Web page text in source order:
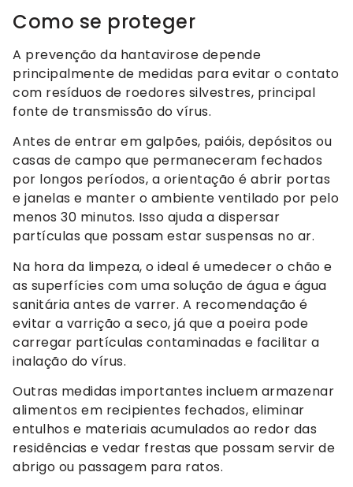
Como se proteger
A prevenção da hantavirose depende
principalmente de medidas para evitar o contato
com resíduos de roedores silvestres, principal
fonte de transmissão do vírus.
Antes de entrar em galpões, paióis, depósitos ou
casas de campo que permaneceram fechados
por longos períodos, a orientação é abrir portas
e janelas e manter o ambiente ventilado por pelo
menos 30 minutos. Isso ajuda a dispersar
partículas que possam estar suspensas no ar.
Na hora da limpeza, o ideal é umedecer o chão e
as superfícies com uma solução de água e água
sanitária antes de varrer. A recomendação é
evitar a varrição a seco, já que a poeira pode
carregar partículas contaminadas e facilitar a
inalação do vírus.
Outras medidas importantes incluem armazenar
alimentos em recipientes fechados, eliminar
entulhos e materiais acumulados ao redor das
residências e vedar frestas que possam servir de
abrigo ou passagem para ratos.